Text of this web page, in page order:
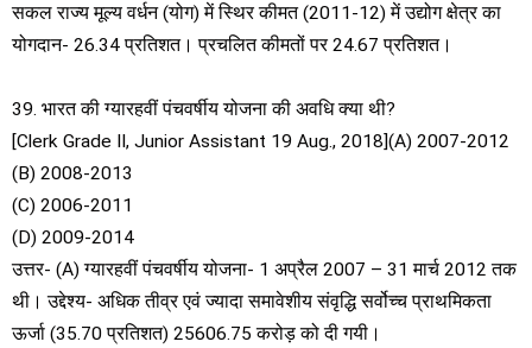
सकल राज्य मूल्य वर्धन (योग) में स्थिर कीमत (2011-12) में उद्योग क्षेत्र का
योगदान- 26.34 प्रतिशत। प्रचलित कीमतों पर 24.67 प्रतिशत।
39. भारत की ग्यारहवीं पंचवर्षीय योजना की अवधि क्या थी?
[Clerk Grade II, Junior Assistant 19 Aug., 2018](A) 2007-2012
(B) 2008-2013
(C) 2006-2011
(D) 2009-2014
उत्तर- (A) ग्यारहवीं पंचवर्षीय योजना- 1 अप्रैल 2007 – 31 मार्च 2012 तक
थी। उद्देश्य- अधिक तीव्र एवं ज्यादा समावेशीय संवृद्धि सर्वोच्च प्राथमिकता
ऊर्जा (35.70 प्रतिशत) 25606.75 करोड़ को दी गयी।